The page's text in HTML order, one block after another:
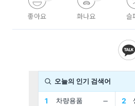
좋아요 화나요 슬